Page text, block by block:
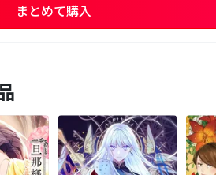
まとめて購入